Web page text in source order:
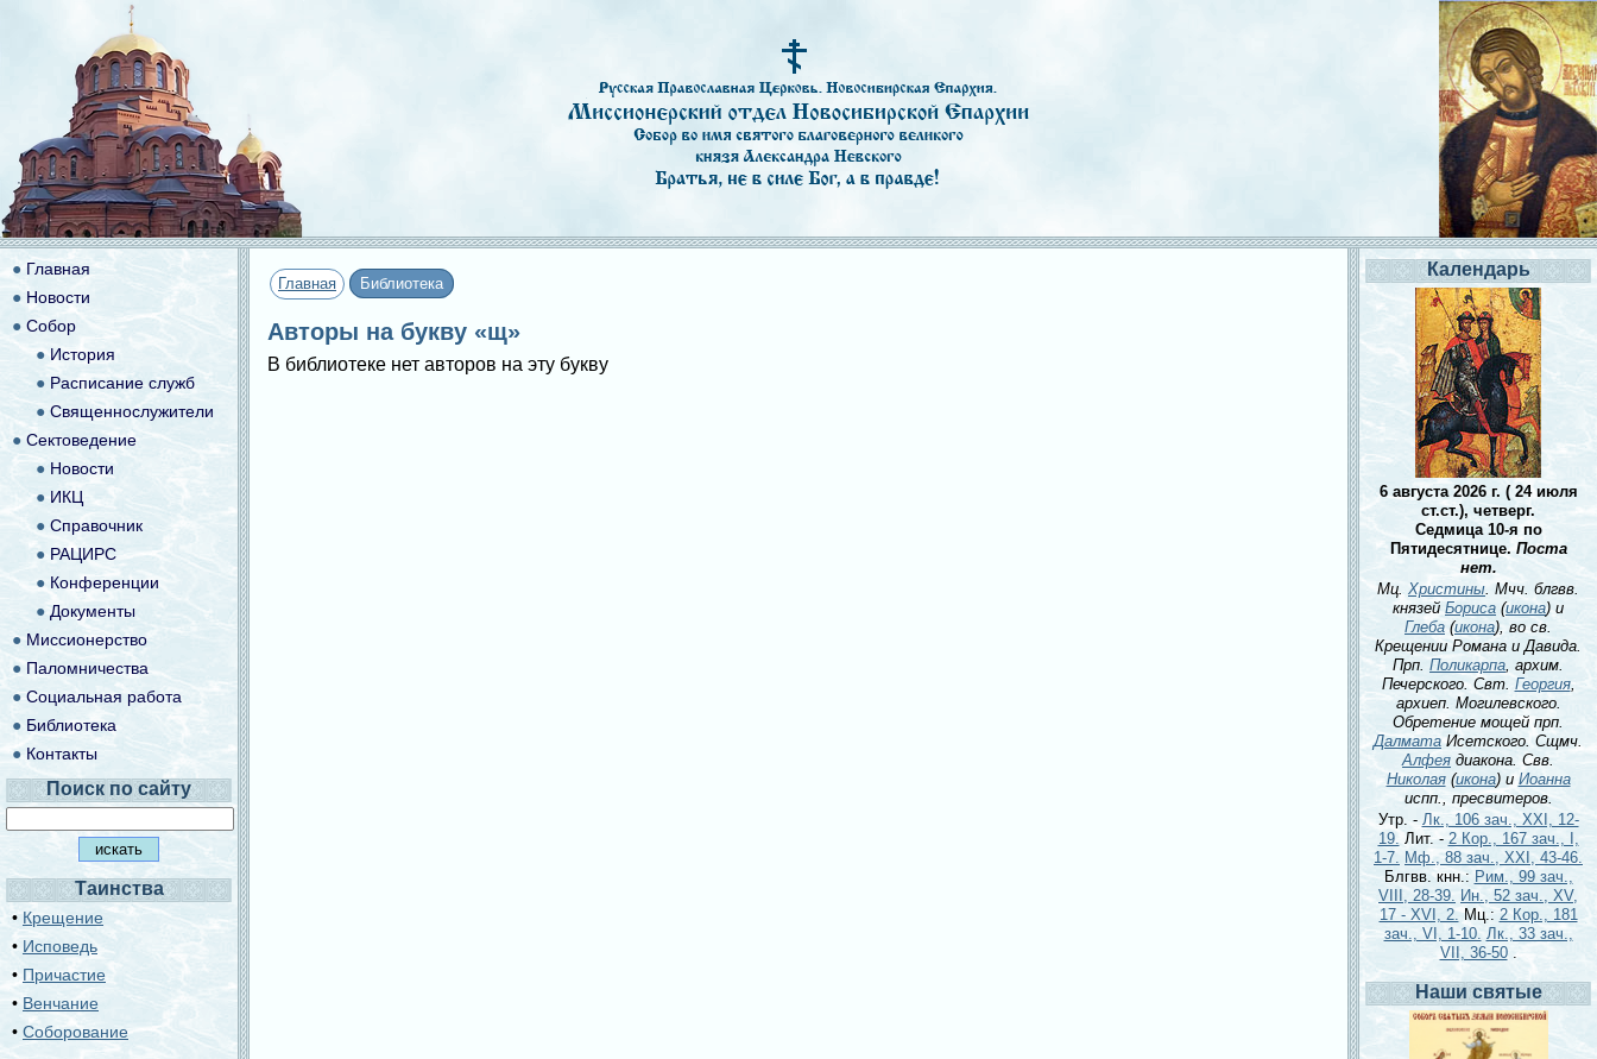
Главная Библиотека
Авторы на букву «щ»
В библиотеке нет авторов на эту букву
● Главная
● Новости
● Собор
● История
● Расписание служб
● Священнослужители
● Сектоведение
● Новости
●ИКЦ
● Справочник
● РАЦИРС
● Конференции
● Документы
●Миссионерство
● Паломничества
●Социальная работа
● Библиотека
● Контакты
Поиск по сайту
Таинства
• Крещение
• Исповедь
• Причастие
• Венчание
• Соборование
Календарь
6 августа 2026 г. ( 24 июля
ст.ст.), четверг.
Седмица 10-я по
Пятидесятнице. Поста
нет.
Мц. Христины. Мчч. блгвв.
князей Бориса (икона) и
Глеба (икона), во св.
Крещении Романа и Давида.
Прп. Поликарпа, архим.
Печерского. Свт. Георгия,
архиеп. Могилевского.
Обретение мощей прп.
ДалматаИсетского. Сщмч.
Алфея диакона. Свв.
Николая(икона) и Иоанна
испп., пресвитеров.
Утр. - Лк., 106 зач., XXI, 12-
19. Лит. - 2 Кор., 167 зач., I,
1-7. Мф., 88 зач., XXI, 43-46.
Блгвв. кнн.: Рим., 99 зач.,
VIII, 28-39. Ин., 52 зач., XV,
17 - XVI, 2.Мц.: 2 Кор., 181
зач., VI, 1-10. Лк., 33 зач.,
VII, 36-50 .
Наши святые